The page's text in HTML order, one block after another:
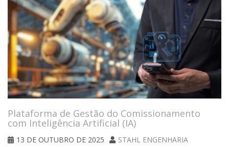
Plataforma de Gestão do Comissionamento
com Inteligência Artificial (IA)
13 DE OUTUBRO DE 2025
STAHL ENGENHARIA